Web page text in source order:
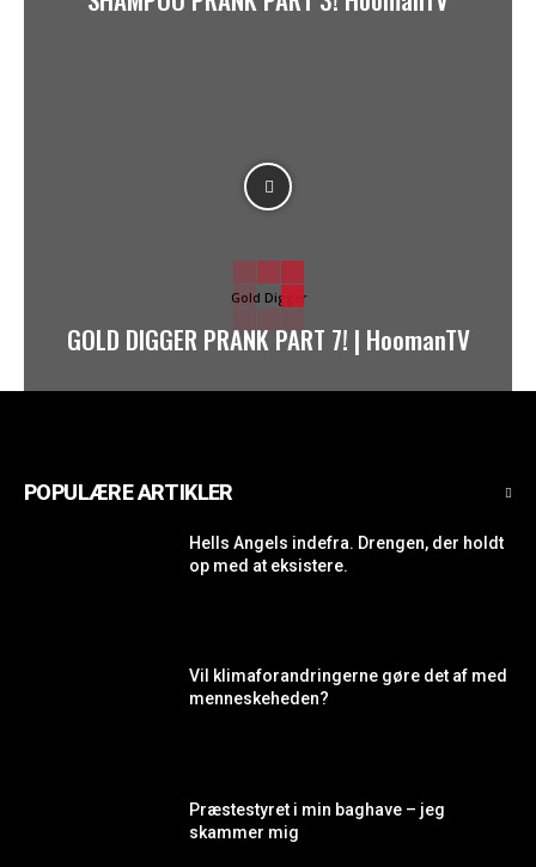
Gold Digger
GOLD DIGGER PRANK PART 7! | HoomanTV
POPULÆRE ARTIKLER
Hells Angels indefra. Drengen, der holdt
op med at eksistere.
Vil klimaforandringerne gøre det af med
menneskeheden?
Præstestyret i min baghave – jeg
skammer mig